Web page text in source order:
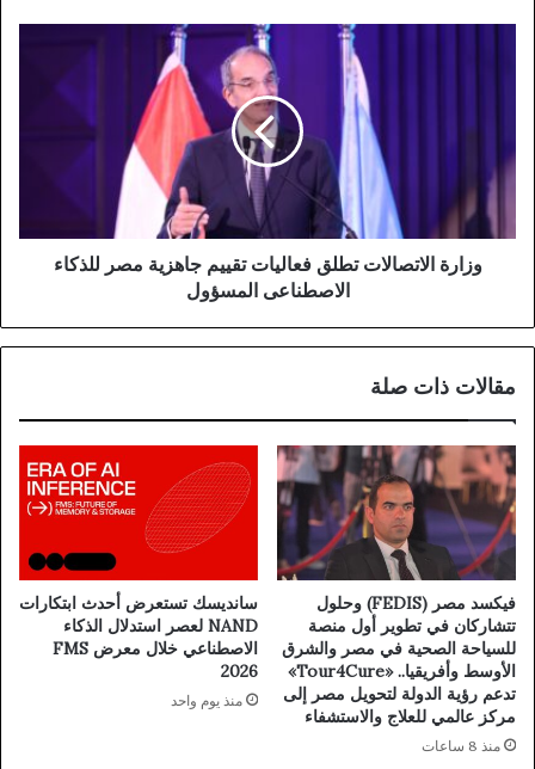
وزارة الاتصالات تطلق فعاليات تقييم جاهزية مصر للذكاء
الاصطناعى المسؤول
مقالات ذات صلة
فيكسد مصر (FEDIS) وحلول
تتشاركان في تطوير أول منصة
للسياحة الصحية في مصر والشرق
الأوسط وأفريقيا.. «Tour4Cure»
تدعم رؤية الدولة لتحويل مصر إلى
مركز عالمي للعلاج والاستشفاء
منذ 8 ساعات
سانديسك تستعرض أحدث ابتكارات
NAND لعصر استدلال الذكاء
الاصطناعي خلال معرض FMS
2026
منذ يوم واحد